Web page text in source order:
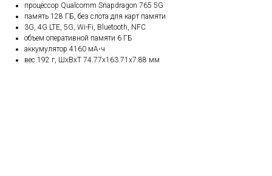
процессор Qualcomm Snapdragon 765 5G
память 128 ГБ, без слота для карт памяти
3G, 4G LTE, 5G, Wi-Fi, Bluetooth, NFC
объем оперативной памяти 6 ГБ
аккумулятор 4160 мА⋅ч
вес 192 г, ШxВxТ 74.77x163.71x7.88 мм